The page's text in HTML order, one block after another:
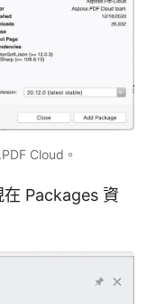
Cloud。
Packages 資